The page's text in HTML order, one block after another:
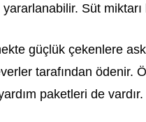
yararlanabilir. Süt
güçlük çekenlere
tarafından ödenir.
paketleri de vardır.